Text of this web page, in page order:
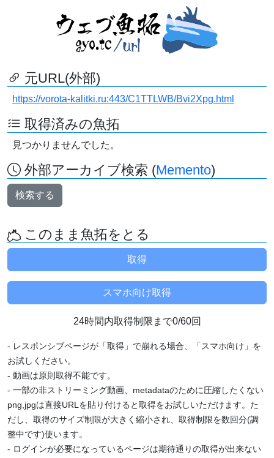
元URL(外部)
https://vorota-kalitki.ru:443/C1TTLWB/Bvi2Xpg.html
取得済みの魚拓
見つかりませんでした。
外部アーカイブ検索 (Memento)
検索する
このまま魚拓をとる
24時間内取得制限まで0/60回
- レスポンシブページが「取得」で崩れる場合、「スマホ向け」を
お試しください。
- 動画は原則取得不能です。
- 一部の非ストリーミング動画、metadataのために圧縮したくない
png,jpgは直接URLを貼り付けると取得をお試しいただけます。た
だし、取得のサイズ制限が大きく縮小され、取得制限を数回分(調
整中です)使います。
- ログインが必要になっているページは期待通りの取得が出来ない